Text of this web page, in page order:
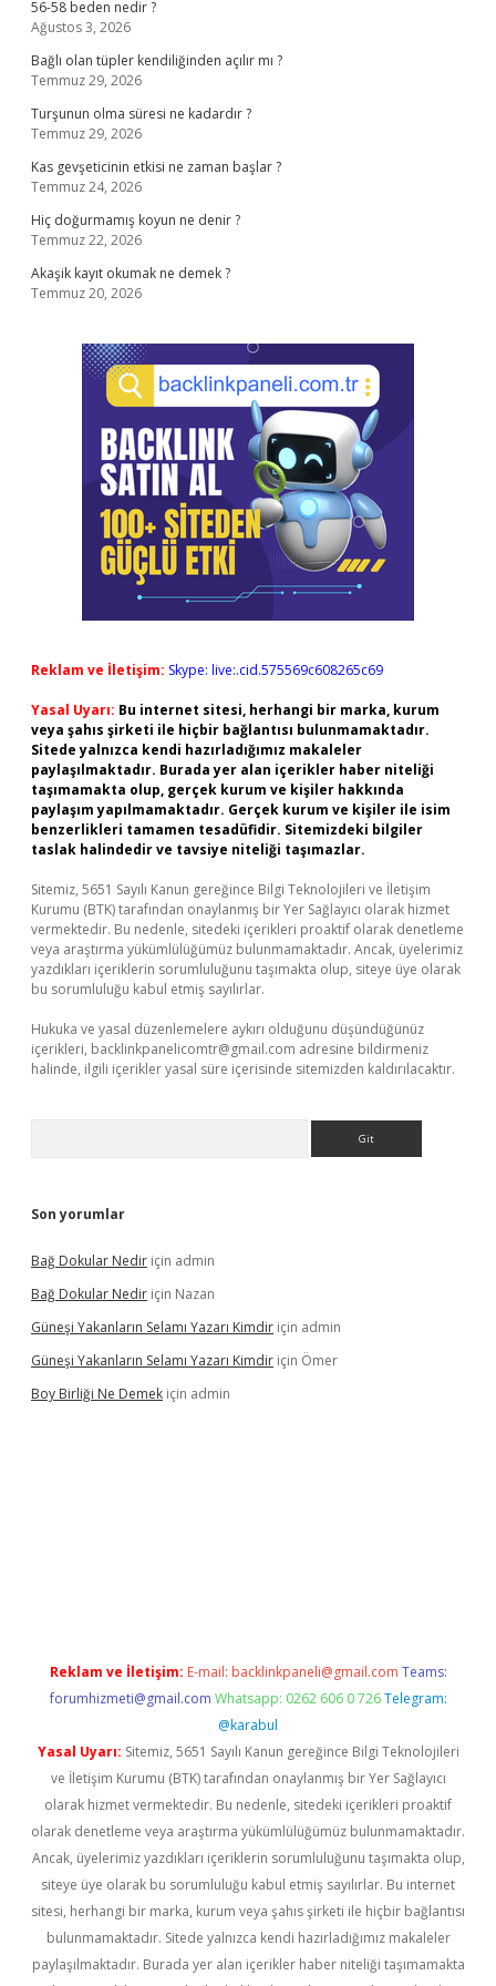
56-58 beden nedir ?
Ağustos 3, 2026
Bağlı olan tüpler kendiliğinden açılır mı ?
Temmuz 29, 2026
Turşunun olma süresi ne kadardır ?
Temmuz 29, 2026
Kas gevşeticinin etkisi ne zaman başlar ?
Temmuz 24, 2026
Hiç doğurmamış koyun ne denir ?
Temmuz 22, 2026
Akaşik kayıt okumak ne demek ?
Temmuz 20, 2026
Reklam ve İletişim: Skype: live:.cid.575569c608265c69
Yasal Uyarı: Bu internet sitesi, herhangi bir marka, kurum
veya şahıs şirketi ile hiçbir bağlantısı bulunmamaktadır.
Sitede yalnızca kendi hazırladığımız makaleler
paylaşılmaktadır. Burada yer alan içerikler haber niteliği
taşımamakta olup, gerçek kurum ve kişiler hakkında
paylaşım yapılmamaktadır. Gerçek kurum ve kişiler ile isim
benzerlikleri tamamen tesadüfidir. Sitemizdeki bilgiler
taslak halindedir ve tavsiye niteliği taşımazlar.
Sitemiz, 5651 Sayılı Kanun gereğince Bilgi Teknolojileri ve İletişim
Kurumu (BTK) tarafından onaylanmış bir Yer Sağlayıcı olarak hizmet
vermektedir. Bu nedenle, sitedeki içerikleri proaktif olarak denetleme
veya araştırma yükümlülüğümüz bulunmamaktadır. Ancak, üyelerimiz
yazdıkları içeriklerin sorumluluğunu taşımakta olup, siteye üye olarak
bu sorumluluğu kabul etmiş sayılırlar.
Hukuka ve yasal düzenlemelere aykırı olduğunu düşündüğünüz
içerikleri, backlinkpanelicomtr@gmail.com adresine bildirmeniz
halinde, ilgili içerikler yasal süre içerisinde sitemizden kaldırılacaktır.
Son yorumlar
Bağ Dokular Nedir için admin
Bağ Dokular Nedir için Nazan
Güneşi Yakanların Selamı Yazarı Kimdir için admin
Güneşi Yakanların Selamı Yazarı Kimdir için Ömer
Boy Birliği Ne Demek için admin
Reklam ve İletişim: E-mail: backlinkpaneli@gmail.com Teams:
forumhizmeti@gmail.com Whatsapp: 0262 606 0 726 Telegram:
@karabul
Yasal Uyarı: Sitemiz, 5651 Sayılı Kanun gereğince Bilgi Teknolojileri
ve İletişim Kurumu (BTK) tarafından onaylanmış bir Yer Sağlayıcı
olarak hizmet vermektedir. Bu nedenle, sitedeki içerikleri proaktif
olarak denetleme veya araştırma yükümlülüğümüz bulunmamaktadır.
Ancak, üyelerimiz yazdıkları içeriklerin sorumluluğunu taşımakta olup,
siteye üye olarak bu sorumluluğu kabul etmiş sayılırlar. Bu internet
sitesi, herhangi bir marka, kurum veya şahıs şirketi ile hiçbir bağlantısı
bulunmamaktadır. Sitede yalnızca kendi hazırladığımız makaleler
paylaşılmaktadır. Burada yer alan içerikler haber niteliği taşımamakta